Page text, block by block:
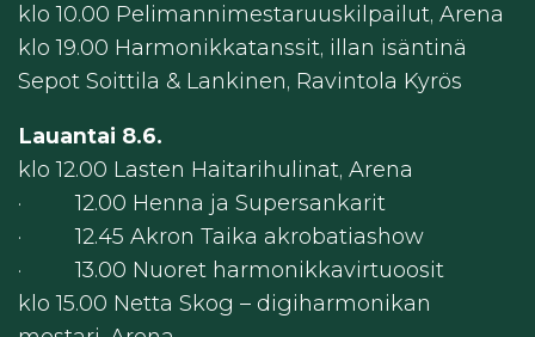
klo 10.00 Pelimannimestaruuskilpailut, Arena
klo 19.00 Harmonikkatanssit, illan isäntinä
Sepot Soittila & Lankinen, Ravintola Kyrös
Lauantai 8.6.
klo 12.00 Lasten Haitarihulinat, Arena
· 12.00 Henna ja Supersankarit
· 12.45 Akron Taika akrobatiashow
· 13.00 Nuoret harmonikkavirtuoosit
klo 15.00 Netta Skog – digiharmonikan